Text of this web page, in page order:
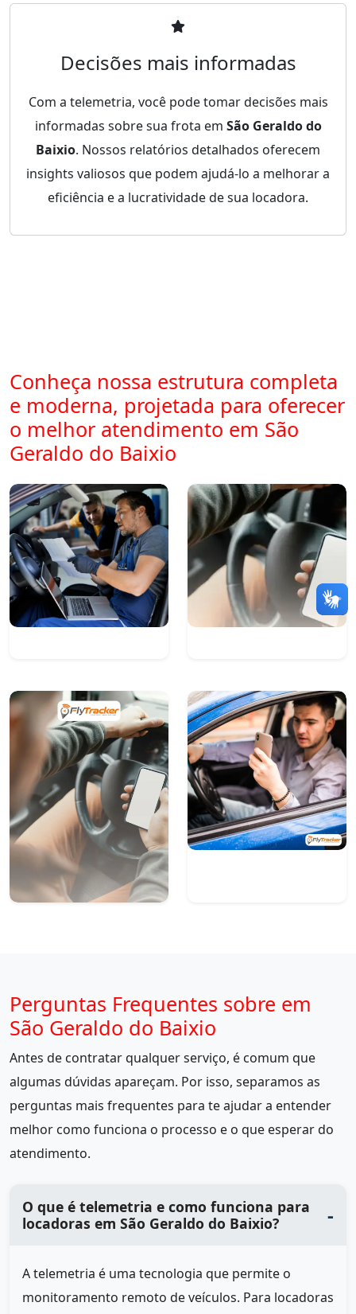
Decisões mais informadas
Com a telemetria, você pode tomar decisões mais
informadas sobre sua frota em São Geraldo do
Baixio. Nossos relatórios detalhados oferecem
insights valiosos que podem ajudá-lo a melhorar a
eficiência e a lucratividade de sua locadora.
Conheça nossa estrutura completa
e moderna, projetada para oferecer
o melhor atendimento em São
Geraldo do Baixio
Perguntas Frequentes sobre em
São Geraldo do Baixio
Antes de contratar qualquer serviço, é comum que
algumas dúvidas apareçam. Por isso, separamos as
perguntas mais frequentes para te ajudar a entender
melhor como funciona o processo e o que esperar do
atendimento.
O que é telemetria e como funciona para
locadoras em São Geraldo do Baixio?
A telemetria é uma tecnologia que permite o
monitoramento remoto de veículos. Para locadoras